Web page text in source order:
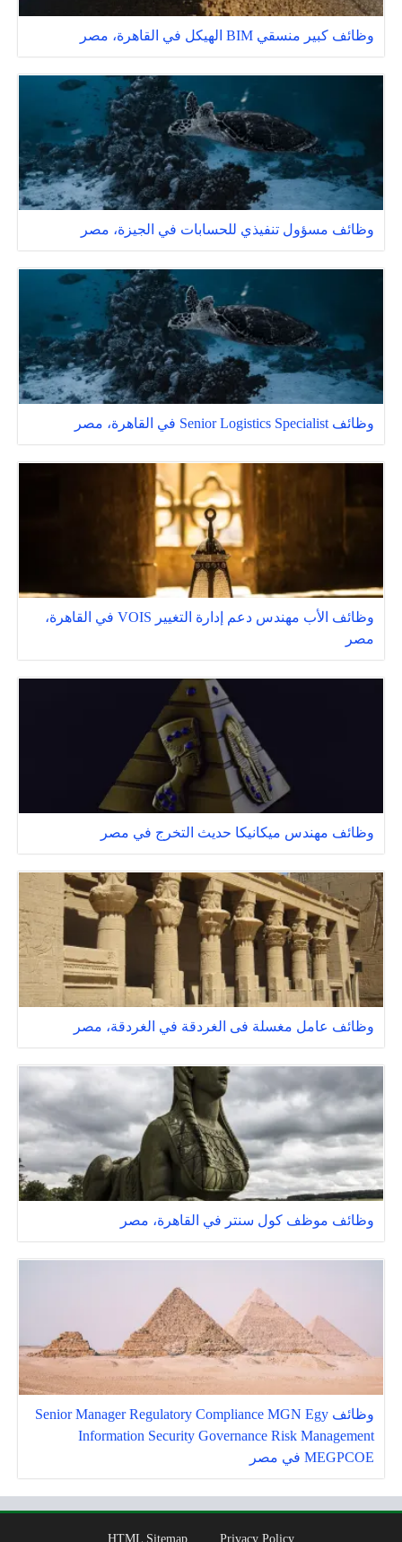
وظائف كبير منسقي BIM الهيكل في القاهرة، مصر
وظائف مسؤول تنفيذي للحسابات في الجيزة، مصر
وظائف Senior Logistics Specialist في القاهرة، مصر
وظائف الأب مهندس دعم إدارة التغيير VOIS في القاهرة،
مصر
وظائف مهندس ميكانيكا حديث التخرج في مصر
وظائف عامل مغسلة فى الغردقة في الغردقة، مصر
وظائف موظف كول سنتر في القاهرة، مصر
وظائف Senior Manager Regulatory Compliance MGN Egy
Information Security Governance Risk Management
MEGPCOE في مصر
Privacy Policy
HTML Sitemap